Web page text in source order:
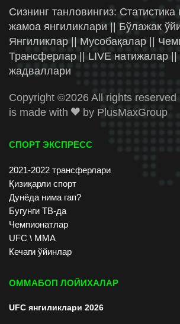
Сизнинг танловингиз:
жамоа янгиликлари || Бўлажак
Янгиликлар || Мусобақалар ||
Трансферлар || LIVE натижалар ||
жадваллари
Copyright ©2026 All rights
is made with
by PlusMaxGroup
СПОРТ ЭКСПРЕСС
2021-2022 трансферлари
Қизиқарли спорт
Дунёда нима гап?
Бугунги ТВ-да
Чемпионатлар
UFC \ ММА
Кечаги ўйинлар
ОММАБОП ЛОЙИХАЛАР
UFC янгиликлари 2026